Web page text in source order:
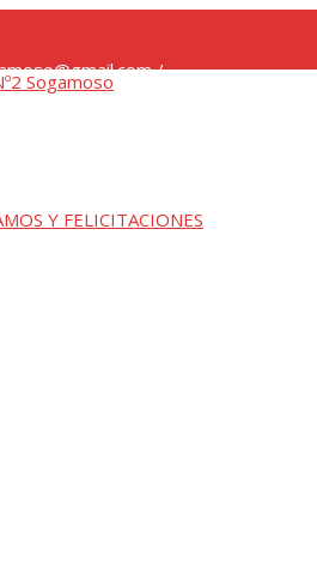
/
Y FELICITACIONES